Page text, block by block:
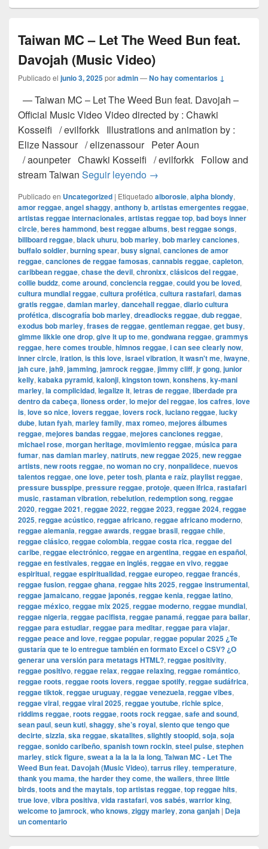
Taiwan MC – Let The Weed Bun feat.
Davojah (Music Video)
Publicado el junio 3, 2025poradmin—No hay comentarios ↓
— Taiwan MC – Let The Weed Bun feat. Davojah –
Official Music Video Video directed by : Chawki
Kosseifi / evilforkk Illustrations and animation by :
Elize Nassour / elizenassour Peter Aoun
/ aounpeter Chawki Kosseifi / evilforkk Follow and
stream Taiwan Seguir leyendo Taiwan MC – Let The
→
Publicado en Uncategorized | Etiquetado alborosie, alpha blondy,
amor reggae, angel shaggy, anthony b, artistas emergentes reggae,
artistas reggae internacionales, artistas reggae top, bad boys inner
circle, beres hammond, best reggae albums, best reggae songs,
billboard reggae, black uhuru, bob marley, bob marley canciones,
buffalo soldier, burning spear, busy signal, canciones de amor
reggae, canciones de reggae famosas, cannabis reggae, capleton,
caribbean reggae, chase the devil, chronixx, clásicos del reggae,
collie buddz, come around, conciencia reggae, could you be loved,
cultura mundial reggae, cultura profética, cultura rastafari, damas
gratis reggae, damian marley, dancehall reggae, diario cultura
profética, discografía bob marley, dreadlocks reggae, dub reggae,
exodus bob marley, frases de reggae, gentleman reggae, get busy,
gimme likkle one drop, give it up to me, gondwana reggae, grammys
reggae, here comes trouble, himnos reggae, i can see clearly now,
inner circle, iration, is this love, israel vibration, it wasn't me, iwayne,
jah cure, jah9, jamming, jamrock reggae, jimmy cliff, jr gong, junior
kelly, kabaka pyramid, kalonji, kingston town, konshens, ky-mani
marley, la complicidad, legalize it, letras de reggae, liberdade pra
dentro da cabeça, lioness order, lo mejor del reggae, los cafres, love
is, love so nice, lovers reggae, lovers rock, luciano reggae, lucky
dube, lutan fyah, marley family, max romeo, mejores álbumes
reggae, mejores bandas reggae, mejores canciones reggae,
michael rose, morgan heritage, movimiento reggae, música para
fumar, nas damian marley, natiruts, new reggae 2025, new reggae
artists, new roots reggae, no woman no cry, nonpalidece, nuevos
talentos reggae, one love, peter tosh, planta e raíz, playlist reggae,
pressure busspipe, pressure reggae, protoje, queen ifrica, rastafari
music, rastaman vibration, rebelution, redemption song, reggae
2020, reggae 2021, reggae 2022, reggae 2023, reggae 2024, reggae
2025, reggae acústico, reggae africano, reggae africano moderno,
reggae alemania, reggae awards, reggae brasil, reggae chile,
reggae clásico, reggae colombia, reggae costa rica, reggae del
caribe, reggae electrónico, reggae en argentina, reggae en español,
reggae en festivales, reggae en inglés, reggae en vivo, reggae
espiritual, reggae espiritualidad, reggae europeo, reggae francés,
reggae fusion, reggae ghana, reggae hits 2025, reggae instrumental,
reggae jamaicano, reggae japonés, reggae kenia, reggae latino,
reggae méxico, reggae mix 2025, reggae moderno, reggae mundial,
reggae nigeria, reggae pacifista, reggae panamá, reggae para bailar,
reggae para estudiar, reggae para meditar, reggae para viajar,
reggae peace and love, reggae popular, reggae popular 2025 ¿Te
gustaría que te lo entregue también en formato Excel o CSV? ¿O
generar una versión para metatags HTML?, reggae positivity,
reggae positivo, reggae relax, reggae relaxing, reggae romántico,
reggae roots, reggae roots lovers, reggae spotify, reggae sudáfrica,
reggae tiktok, reggae uruguay, reggae venezuela, reggae vibes,
reggae viral, reggae viral 2025, reggae youtube, richie spice,
riddims reggae, roots reggae, roots rock reggae, safe and sound,
sean paul, seun kuti, shaggy, she’s royal, siento que tengo que
decirte, sizzla, ska reggae, skatalites, slightly stoopid, soja, soja
reggae, sonido caribeño, spanish town rockin, steel pulse, stephen
marley, stick figure, sweat a la la la la long, Taiwan MC - Let The
Weed Bun feat. Davojah (Music Video), tarrus riley, temperature,
thank you mama, the harder they come, the wailers, three little
birds, toots and the maytals, top artistas reggae, top reggae hits,
true love, vibra positiva, vida rastafari, vos sabés, warrior king,
welcome to jamrock, who knows, ziggy marley, zona ganjah | Deja
un comentario